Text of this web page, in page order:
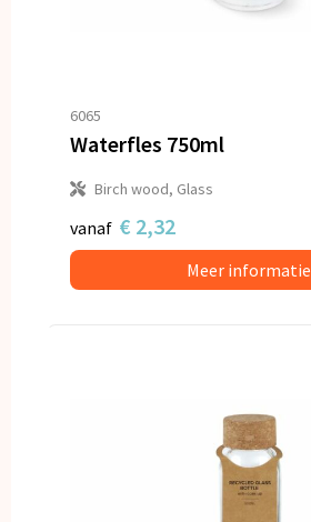
6065
Waterfles 750ml
Birch wood, Glass
vanaf € 2,32
Meer informatie